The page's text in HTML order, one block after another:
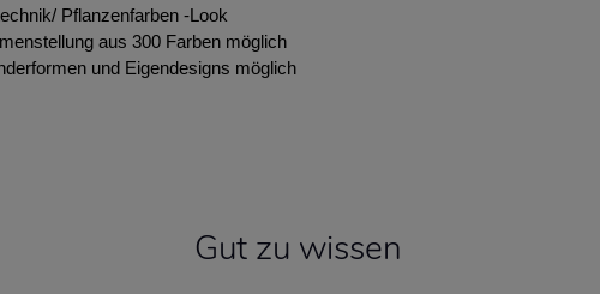
Pflanzenfarben -Look
aus 300 Farben möglich
und Eigendesigns möglich
Gut zu wissen